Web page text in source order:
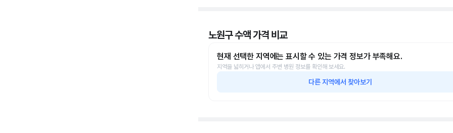
노원구 수액 가격 비교
현재 선택한 지역에는 표시할 수 있는 가격 정보가 부족해요.
지역을 넓히거나 앱에서 주변 병원 정보를 확인해 보세요.
다른 지역에서 찾아보기